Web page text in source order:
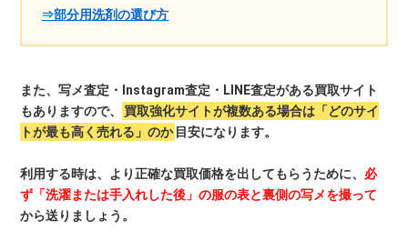
⇒部分用洗剤の選び方
また、写メ査定・Instagram査定・LINE査定がある買取サイト
もありますので、
買取強化サイトが複数ある場合は「どのサイ
トが最も高く売れる」のか 目安になります。
利用する時は、より正確な買取価格を出してもらうために、 必
ず「洗濯または手入れした後」の服の表と裏側の写メを撮って
から送りましょう。